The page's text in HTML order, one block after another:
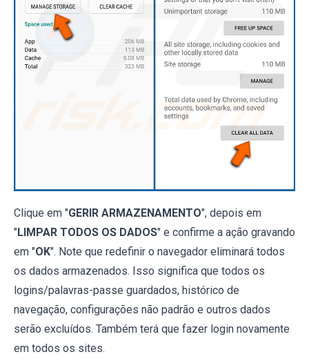
Clique em "GERIR ARMAZENAMENTO", depois em
"LIMPAR TODOS OS DADOS" e confirme a ação gravando
em "OK". Note que redefinir o navegador eliminará todos
os dados armazenados. Isso significa que todos os
logins/palavras-passe guardados, histórico de
navegação, configurações não padrão e outros dados
serão excluídos. Também terá que fazer login novamente
em todos os sites.